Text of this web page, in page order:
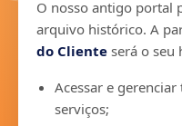
O nosso antigo portal
arquivo histórico. A
do Cliente será o seu
Acessar e
serviços;